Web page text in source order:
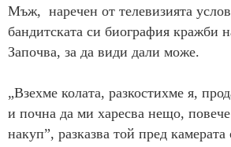
Мъж, наречен от телевизията
бандитската си биография кражби
Започва, за да види дали може.
„Взехме колата, разкостихме я,
и почна да ми харесва нещо,
накуп”, разказва той пред